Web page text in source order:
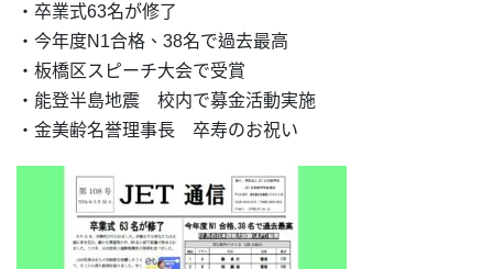
・卒業式63名が修了
・今年度N1合格、38名で過去最高
・板橋区スピーチ大会で受賞
・能登半島地震 校内で募金活動実施
・金美齢名誉理事長 卒寿のお祝い